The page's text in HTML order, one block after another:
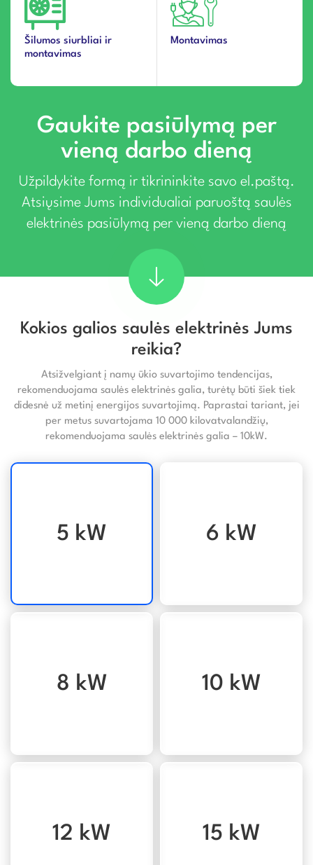
Šilumos siurbliai ir
montavimas
Montavimas
Gaukite pasiūlymą per
vieną darbo dieną
Užpildykite formą ir tikrininkite savo el.paštą.
Atsiųsime Jums individualiai paruoštą saulės
elektrinės pasiūlymą per vieną darbo dieną
Kokios galios saulės elektrinės Jums
reikia?
Atsižvelgiant į namų ūkio suvartojimo tendencijas,
rekomenduojama saulės elektrinės galia, turėtų būti šiek tiek
didesnė už metinį energijos suvartojimą. Paprastai tariant, jei
per metus suvartojama 10 000 kilovatvalandžių,
rekomenduojama saulės elektrinės galia – 10kW.
5 kW 6 kW
8 kW 10 kW
12 kW 15 kW